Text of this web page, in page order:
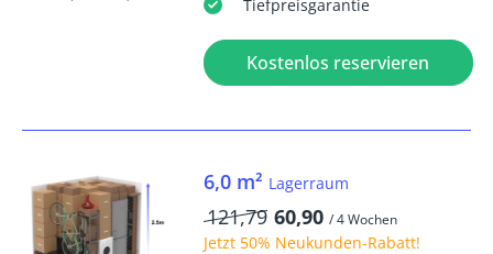
Tiefpreisgarantie
Kostenlos reservieren
6,0 m² Lagerraum
121,79 60,90 / 4 Wochen
Jetzt 50% Neukunden-Rabatt!